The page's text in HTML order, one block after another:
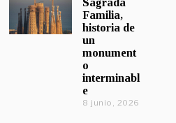
Familia,
historia de
un
monument
o
interminabl
e
8 junio, 2026